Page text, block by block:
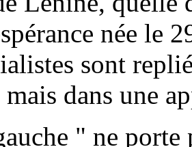
née le
sont
mais dans une
" ne porte